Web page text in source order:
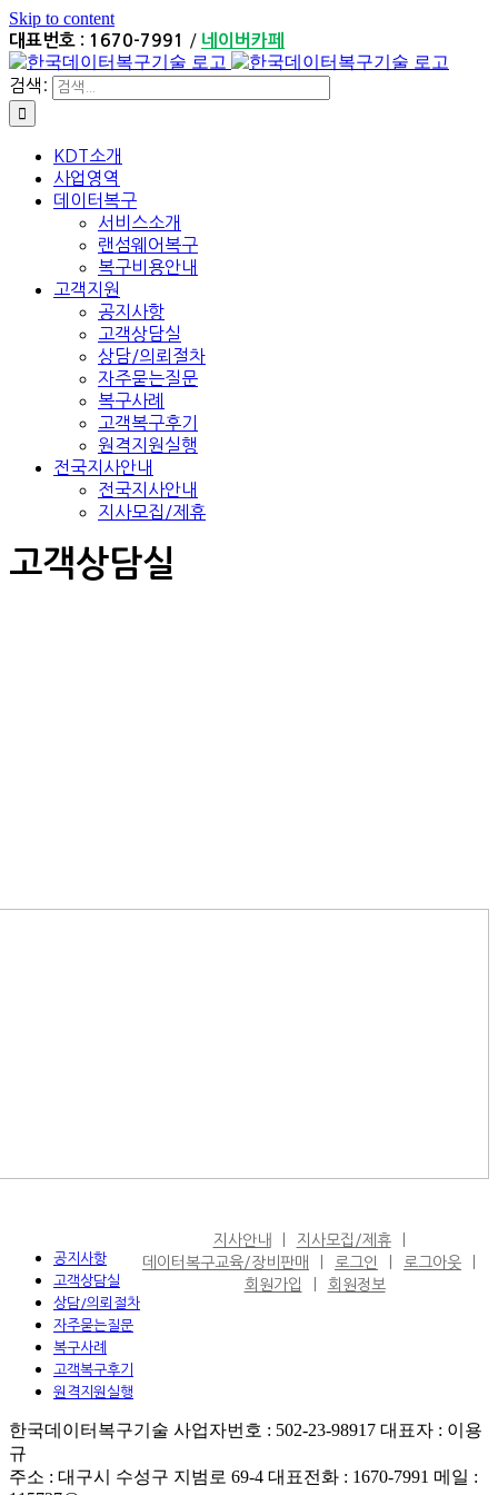
Skip to content
대표번호 : 1670-7991 / 네이버카페
검색:
KDT소개
사업영역
데이터복구
서비스소개
랜섬웨어복구
복구비용안내
고객지원
공지사항
고객상담실
상담/의뢰절차
자주묻는질문
복구사례
고객복구후기
원격지원실행
전국지사안내
전국지사안내
지사모집/제휴
고객상담실
공지사항
고객상담실
상담/의뢰절차
자주묻는질문
복구사례
고객복구후기
원격지원실행
지사안내
지사모집/제휴
데이터복구교육/장비판매
로그인
로그아웃
회원가입
회원정보
한국데이터복구기술 사업자번호 : 502-23-98917 대표자 : 이용
규
주소 : 대구시 수성구 지범로 69-4 대표전화 : 1670-7991 메일 :